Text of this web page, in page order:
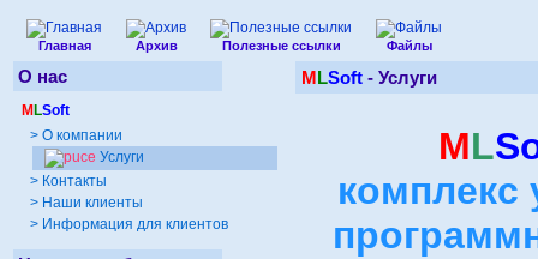
Главная Архив Полезные ссылки Файлы
О нас
M LSoft
> О компании
Услуги
> Контакты
> Наши клиенты
> Информация для клиентов
MLSoft - Услуги
ML
комплекс